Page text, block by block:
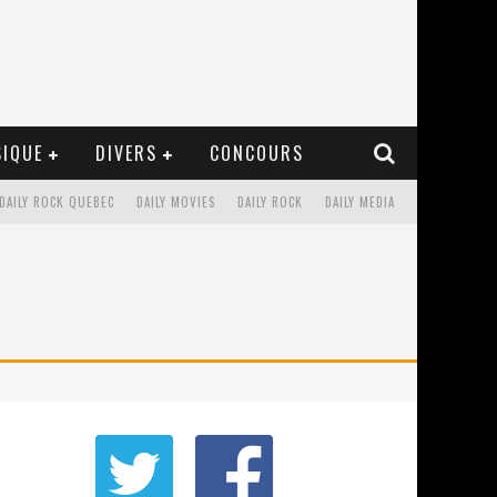
DIVERS CONCOURS
DAILY MEDIA
DAILY ROCK
DAILY MOVIES
DAILY ROCK QUEBEC